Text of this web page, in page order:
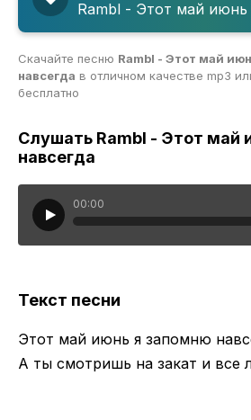
Скачайте песню Rambl - Этот май
навсегда в отличном качестве mp3
бесплатно
Слушать Rambl - Этот май
навсегда
00:00
Текст песни
Этот май июнь я запомню
А ты смотришь на закат и все